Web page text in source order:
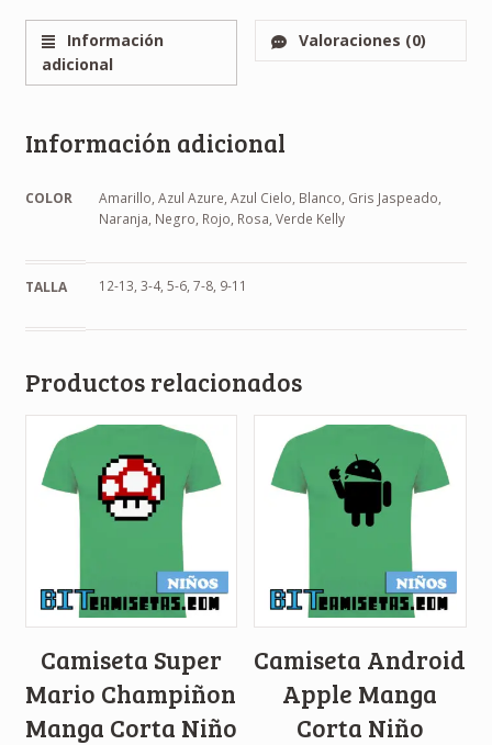
Información
adicional
Valoraciones (0)
Información adicional
COLOR
Amarillo, Azul Azure, Azul Cielo, Blanco, Gris Jaspeado,
Naranja, Negro, Rojo, Rosa, Verde Kelly
TALLA 12-13, 3-4, 5-6, 7-8, 9-11
Productos relacionados
Camiseta Super
Mario Champiñon
Manga Corta Niño
Camiseta Android
Apple Manga
Corta Niño